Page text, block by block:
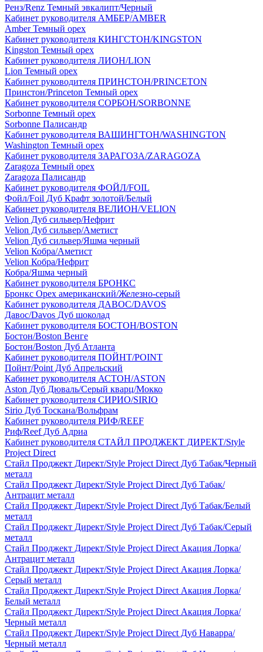
Ренз/Renz Темный эвкалипт/Черный
Кабинет руководителя АМБЕР/AMBER
Amber Темный орех
Кабинет руководителя КИНГСТОН/KINGSTON
Kingston Темный орех
Кабинет руководителя ЛИОН/LION
Lion Темный орех
Кабинет руководителя ПРИНСТОН/PRINCETON
Принстон/Princeton Темный орех
Кабинет руководителя СОРБОН/SORBONNE
Sorbonne Темный орех
Sorbonne Палисандр
Кабинет руководителя ВАШИНГТОН/WASHINGTON
Washington Темный орех
Кабинет руководителя ЗАРАГОЗА/ZARAGOZA
Zaragoza Темный орех
Zaragoza Палисандр
Кабинет руководителя ФОЙЛ/FOIL
Фойл/Foil Дуб Крафт золотой/Белый
Кабинет руководителя ВЕЛИОН/VELION
Velion Дуб сильвер/Нефрит
Velion Дуб сильвер/Аметист
Velion Дуб сильвер/Яшма черный
Velion Кобра/Аметист
Velion Кобра/Нефрит
Кобра/Яшма черный
Кабинет руководителя БРОНКС
Бронкс Орех американский/Железно-серый
Кабинет руководителя ДАВОС/DAVOS
Давос/Davos Дуб шоколад
Кабинет руководителя БОСТОН/BOSTON
Бостон/Boston Венге
Бостон/Boston Дуб Атланта
Кабинет руководителя ПОЙНТ/POINT
Пойнт/Point Дуб Апрельский
Кабинет руководителя АСТОН/ASTON
Aston Дуб Дюваль/Серый кварц/Мокко
Кабинет руководителя СИРИО/SIRIO
Sirio Дуб Тоскана/Вольфрам
Кабинет руководителя РИФ/REEF
Риф/Reef Дуб Адриа
Кабинет руководителя СТАЙЛ ПРОДЖЕКТ ДИРЕКТ/Style
Project Direct
Стайл Проджект Директ/Style Project Direct Дуб Табак/Черный
металл
Стайл Проджект Директ/Style Project Direct Дуб Табак/
Антрацит металл
Стайл Проджект Директ/Style Project Direct Дуб Табак/Белый
металл
Стайл Проджект Директ/Style Project Direct Дуб Табак/Серый
металл
Стайл Проджект Директ/Style Project Direct Акация Лорка/
Антрацит металл
Стайл Проджект Директ/Style Project Direct Акация Лорка/
Серый металл
Стайл Проджект Директ/Style Project Direct Акация Лорка/
Белый металл
Стайл Проджект Директ/Style Project Direct Акация Лорка/
Черный металл
Стайл Проджект Директ/Style Project Direct Дуб Наварра/
Черный металл